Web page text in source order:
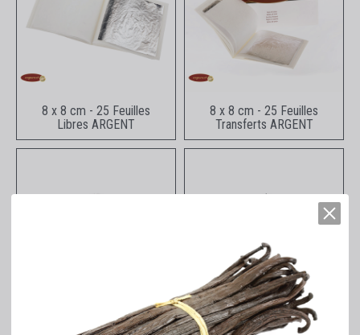
Aperçu rapide
8 x 8 cm - 25 Feuilles
Libres ARGENT
Aperçu rapide
8 x 8 cm - 25 Feuilles
Transferts ARGENT
Aperçu rapide
Poudre ARGENT - 1 g Aperçu rapide
Pépites ARGENT - 1 g